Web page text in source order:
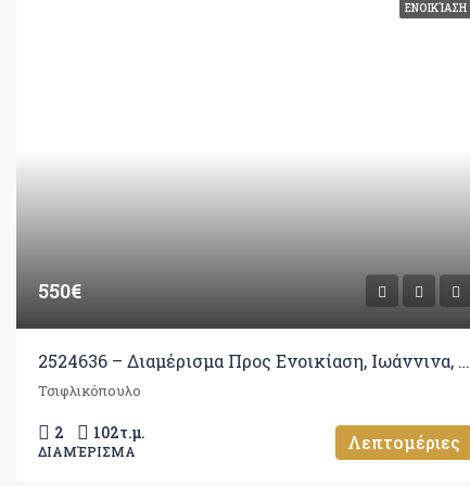
ΕΝΟΙΚΊΑΣΗ
550€
2524636 – Διαμέρισμα Προς Ενοικίαση, Ιωάννινα, 102 τ.μ., €550
Τσιφλικόπουλο
2 102τ.μ.
ΔΙΑΜΈΡΙΣΜΑ Λεπτομέριες